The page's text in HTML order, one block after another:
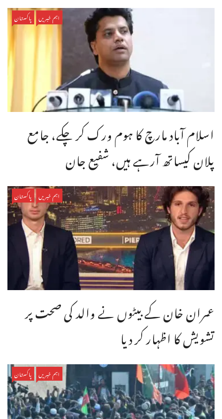
اہم خبریں پاکستان
اسلام آباد مارچ کا ہوم ورک کر چکے، جامع
پلان کیساتھ آرہے ہیں، شفیع جان
اہم خبریں پاکستان
عمران خان کے بیٹوں نے والد کی صحت پر
تشویش کا اظہار کر دیا
اہم خبریں پاکستان